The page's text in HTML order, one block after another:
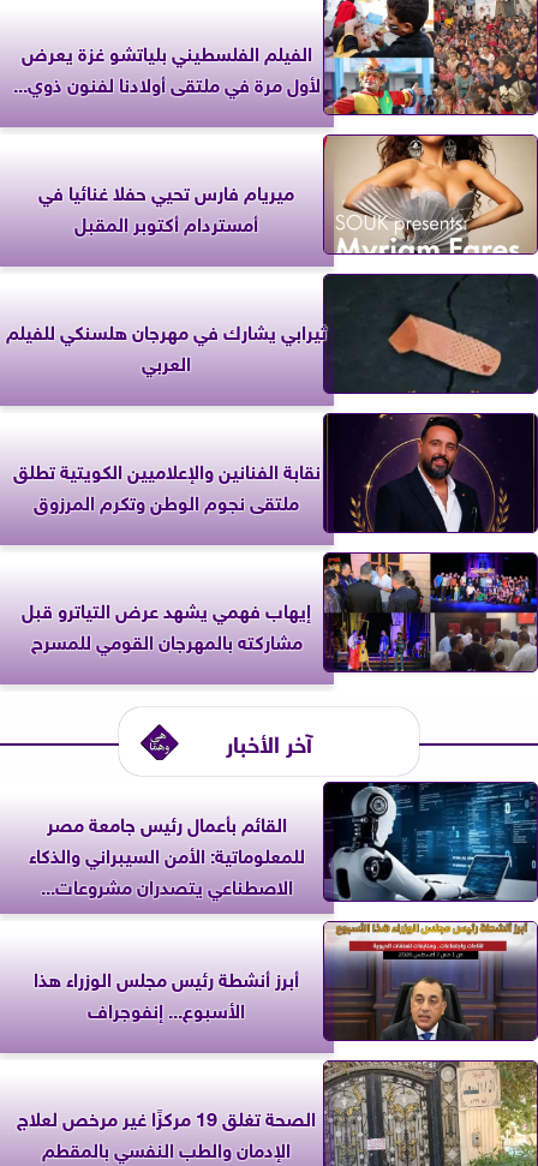
الفيلم الفلسطيني بلياتشو غزة يعرض
لأول مرة في ملتقى أولادنا لفنون ذوي...
ميريام فارس تحيي حفلا غنائيا في
أمستردام أكتوبر المقبل
ثيرابي يشارك في مهرجان هلسنكي للفيلم
العربي
نقابة الفنانين والإعلاميين الكويتية تطلق
ملتقى نجوم الوطن وتكرم المرزوق
إيهاب فهمي يشهد عرض التياترو قبل
مشاركته بالمهرجان القومي للمسرح
آخر الأخبار
القائم بأعمال رئيس جامعة مصر
للمعلوماتية: الأمن السيبراني والذكاء
الاصطناعي يتصدران مشروعات...
أبرز أنشطة رئيس مجلس الوزراء هذا
الأسبوع... إنفوجراف
الصحة تغلق 19 مركزًا غير مرخص لعلاج
الإدمان والطب النفسي بالمقطم